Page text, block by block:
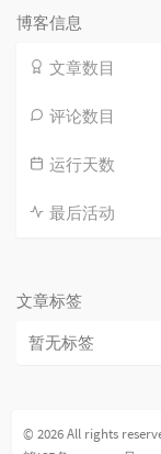
数:
博客信息
文章数目
评论数目
运行天数
最后活动
文章标签
暂无标签
© 2026 All rights